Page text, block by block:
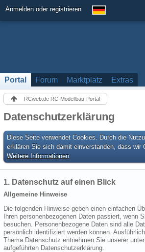
Anmelden oder registrieren
Portal Forum Marktplatz Extras
RCweb.de RC-Modellbau-Portal
Datenschutzerklärung
Diese Seite verwendet Cookies. Durch die
erklären Sie sich damit einverstanden, dass wir
Weitere Informationen
1. Datenschutz auf einen Blick
Allgemeine Hinweise
Die folgenden Hinweise geben einen einfachen
Ihren personenbezogenen Daten passiert, wenn
besuchen. Personenbezogene Daten sind alle
persönlich identifiziert werden können.
Thema Datenschutz entnehmen Sie unserer
aufgeführten Datenschutzerklärung.